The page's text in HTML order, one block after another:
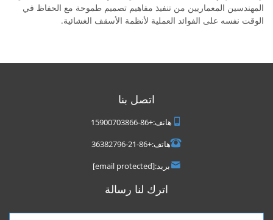
المهندسين المعماريين من تنفيذ مفاهيم تصميم طموحة مع الحفاظ في
الوقت نفسه على الفوائد العملية لأنظمة الأسقف الغشائية.
اتصل بنا
هاتف:+86-15900703866
هاتف:+86-21-36382796
بريد:[email protected]
اترك لنا رسالة